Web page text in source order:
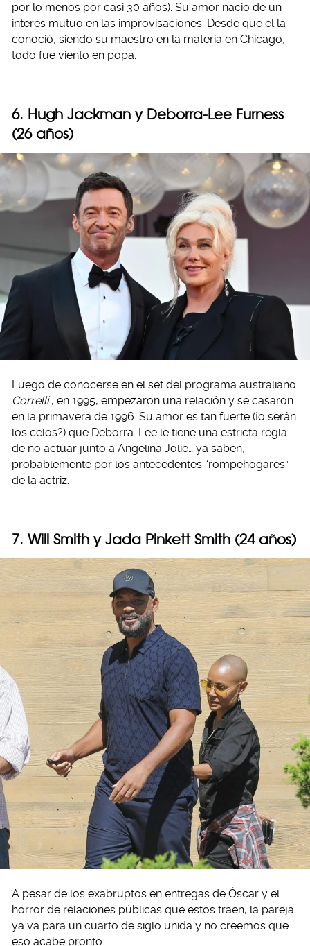
por lo menos por casi 30 años). Su amor nació de un
interés mutuo en las improvisaciones. Desde que él la
conoció, siendo su maestro en la materia en Chicago,
todo fue viento en popa.
6. Hugh Jackman y Deborra-Lee Furness
(26 años)
Luego de conocerse en el set del programa australiano
Correlli , en 1995, empezaron una relación y se casaron
en la primavera de 1996. Su amor es tan fuerte (¡o serán
los celos?) que Deborra-Lee le tiene una estricta regla
de no actuar junto a Angelina Jolie… ya saben,
probablemente por los antecedentes “rompehogares”
de la actriz.
7. Will Smith y Jada Pinkett Smith (24 años)
A pesar de los exabruptos en entregas de Óscar y el
horror de relaciones públicas que estos traen, la pareja
ya va para un cuarto de siglo unida y no creemos que
eso acabe pronto.